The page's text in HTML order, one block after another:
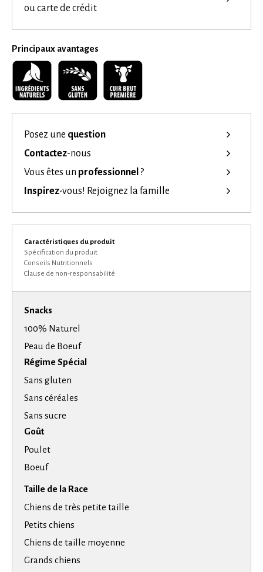
ou carte de crédit
Principaux avantages
Posez une question
Contactez-nous
Vous êtes un professionnel ?
Inspirez-vous! Rejoignez la famille
Caractéristiques du produit
Spécification du produit
Conseils Nutritionnels
Clause de non-responsabilité
Snacks
100% Naturel
Peau de Boeuf
Régime Spécial
Sans gluten
Sans céréales
Sans sucre
Goût
Poulet
Boeuf
Taille de la Race
Chiens de très petite taille
Petits chiens
Chiens de taille moyenne
Grands chiens